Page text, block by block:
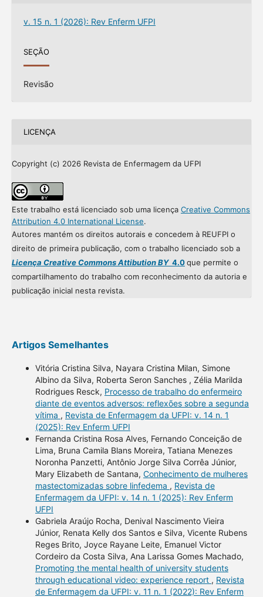
v. 15 n. 1 (2026): Rev Enferm UFPI
SEÇÃO
Revisão
LICENÇA
Copyright (c) 2026 Revista de Enfermagem da UFPI
Este trabalho está licenciado sob uma licença Creative Commons
Attribution 4.0 International License.
Autores mantém os direitos autorais e concedem à REUFPI o
direito de primeira publicação, com o trabalho licenciado sob a
Licença Creative Commons Attibution BY4.0que permite o
compartilhamento do trabalho com reconhecimento da autoria e
publicação inicial nesta revista.
Artigos Semelhantes
Vitória Cristina Silva, Nayara Cristina Milan, Simone
Albino da Silva, Roberta Seron Sanches , Zélia Marilda
Rodrigues Resck, Processo de trabalho do enfermeiro
diante de eventos adversos: reflexões sobre a segunda
vítima , Revista de Enfermagem da UFPI: v. 14 n. 1
(2025): Rev Enferm UFPI
Fernanda Cristina Rosa Alves, Fernando Conceição de
Lima, Bruna Camila Blans Moreira, Tatiana Menezes
Noronha Panzetti, Antônio Jorge Silva Corrêa Júnior,
Mary Elizabeth de Santana, Conhecimento de mulheres
mastectomizadas sobre linfedema , Revista de
Enfermagem da UFPI: v. 14 n. 1 (2025): Rev Enferm
UFPI
Gabriela Araújo Rocha, Denival Nascimento Vieira
Júnior, Renata Kelly dos Santos e Silva, Vicente Rubens
Reges Brito, Joyce Rayane Leite, Emanuel Victor
Cordeiro da Costa Silva, Ana Larissa Gomes Machado,
Promoting the mental health of university students
through educational video: experience report , Revista
de Enfermagem da UFPI: v. 11 n. 1 (2022): Rev Enferm